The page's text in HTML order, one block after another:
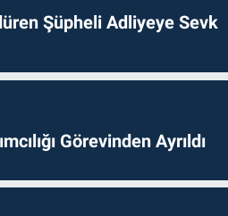
Şüpheli Adliyeye Sevk
Görevinden Ayrıldı